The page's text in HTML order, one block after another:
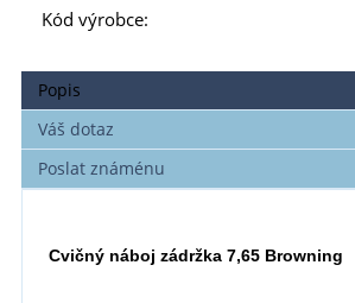
Kód výrobce:
Popis
Váš dotaz
Poslat známénu
Cvičný náboj zádržka 7,65 Browning